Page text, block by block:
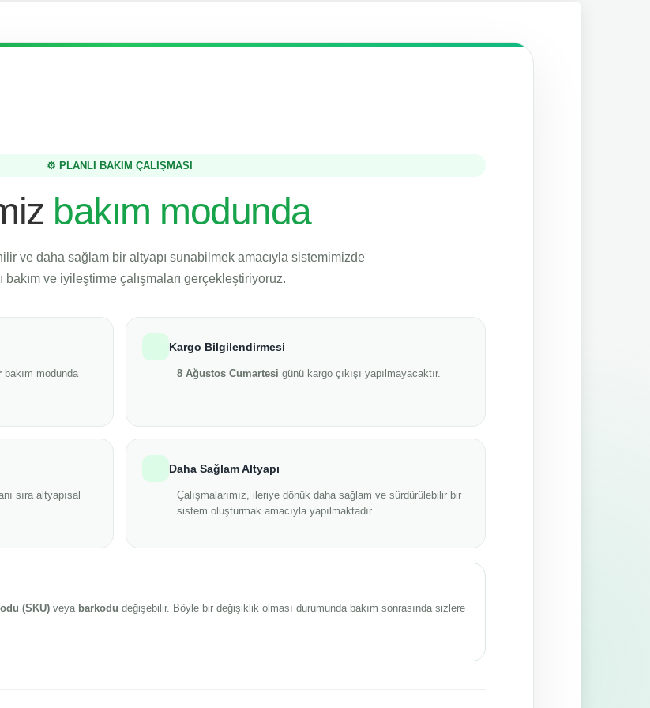
⚙️ PLANLI BAKIM ÇALIŞMASI
bakım modunda
ve daha sağlam bir altyapı sunabilmek amacıyla sistemimizde
bakım ve iyileştirme çalışmaları gerçekleştiriyoruz.
bakım modunda
Kargo Bilgilendirmesi
8 Ağustos Cumartesi günü kargo çıkışı yapılmayacaktır.
sıra altyapısal
Daha Sağlam Altyapı
Çalışmalarımız, ileriye dönük daha sağlam ve sürdürülebilir bir
sistem oluşturmak amacıyla yapılmaktadır.
(SKU) veya barkodu değişebilir. Böyle bir değişiklik olması durumunda bakım sonrasında sizlere